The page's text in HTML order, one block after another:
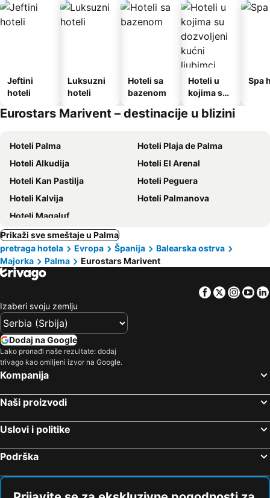
Jeftini
hoteli
Luksuzni
hoteli
Hoteli sa
bazenom
Hoteli u
kojima su
kućni
Spa
Eurostars Marivent – destinacije u blizini
Hoteli Palma
Hoteli Plaja de Palma
Hoteli Alkudija
Hoteli El Arenal
Hoteli Kan Pastilja
Hoteli Peguera
Hoteli Kalvija
Hoteli Palmanova
Hoteli Magaluf
Prikaži sve smeštaje u Palma
pretraga hotela
Evropa Španija
Balearska ostrva
Majorka
Palma Eurostars Marivent
Facebook
Twitter
Izaberi svoju zemlju
Dodaj na Google
Lako pronađi naše rezultate: dodaj
trivago kao omiljeni izvor na Google.
Kompanija
Naši proizvodi
Uslovi i politike
Podrška